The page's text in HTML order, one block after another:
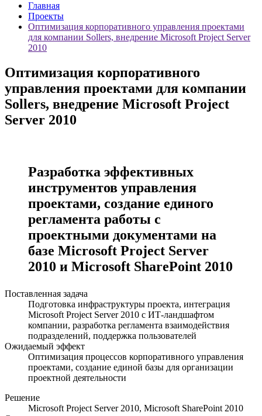
Главная
Проекты
Оптимизация корпоративного управления проектами
для компании Sollers, внедрение Microsoft Project Server
2010
Оптимизация корпоративного
управления проектами для компании
Sollers, внедрение Microsoft Project
Server 2010
Разработка эффективных
инструментов управления
проектами, создание единого
регламента работы с
проектными документами на
базе Microsoft Project Server
2010 и Microsoft SharePoint 2010
Поставленная задача
Подготовка инфраструктуры проекта, интеграция
Microsoft Project Server 2010 с ИТ-ландшафтом
компании, разработка регламента взаимодействия
подразделений, поддержка пользователей
Ожидаемый эффект
Оптимизация процессов корпоративного управления
проектами, создание единой базы для организации
проектной деятельности
Решение
Microsoft Project Server 2010, Microsoft SharePoint 2010